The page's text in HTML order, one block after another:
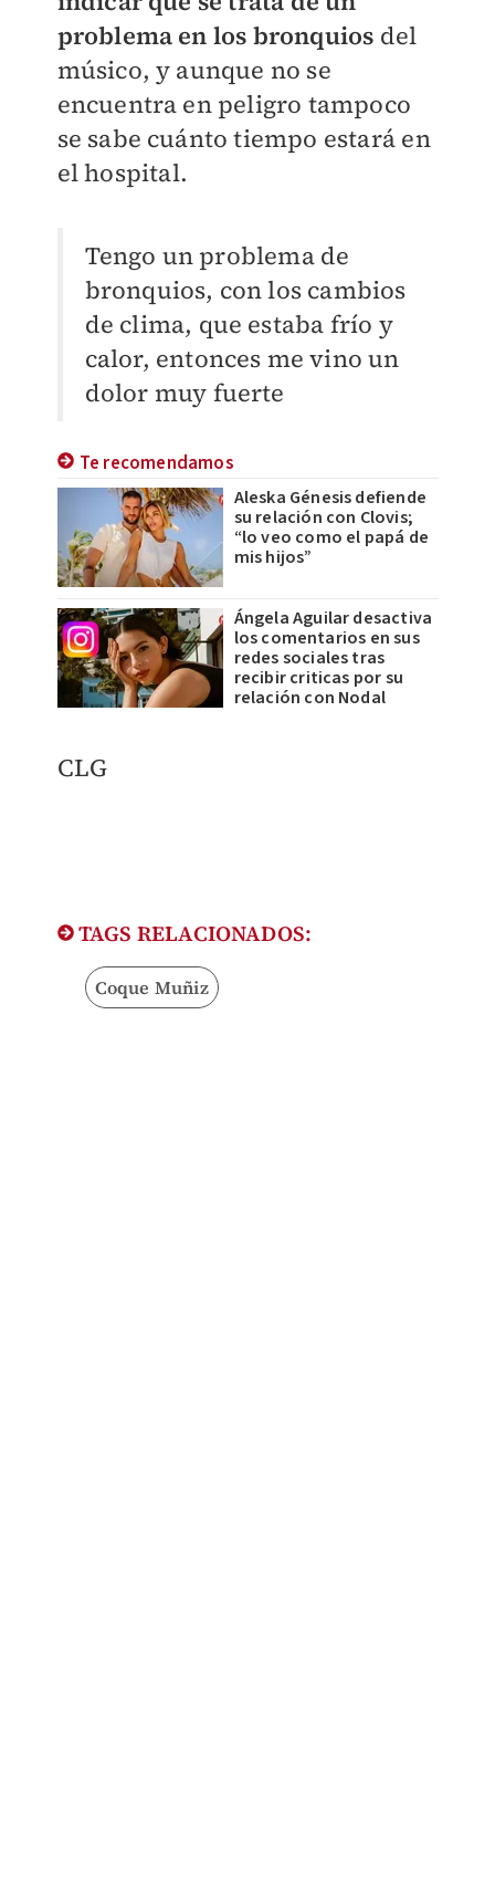
problema en los bronquios del
músico, y aunque no se
encuentra en peligro tampoco
se sabe cuánto tiempo estará en
el hospital.
Tengo un problema de
bronquios, con los cambios
de clima, que estaba frío y
calor, entonces me vino un
dolor muy fuerte
Te recomendamos
Aleska Génesis defiende
su relación con Clovis;
“lo veo como el papá de
mis hijos”
Ángela Aguilar desactiva
los comentarios en sus
redes sociales tras
recibir criticas por su
relación con Nodal
​CLG
TAGS RELACIONADOS:
Coque Muñiz